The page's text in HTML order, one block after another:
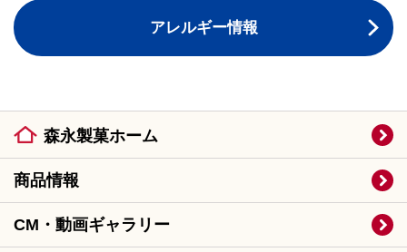
アレルギー情報
森永製菓ホーム
商品情報
CM・動画ギャラリー